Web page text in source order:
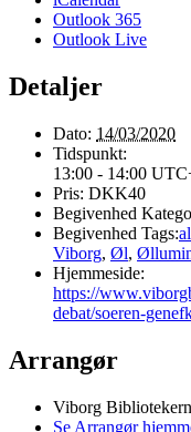
Outlook 365
Outlook Live
Detaljer
Dato: 14/03/2020
Tidspunkt:
13:00 - 14:00
Pris: DKK40
Begivenhed
Begivenhed Tags:
Viborg, Øl,
Hjemmeside:
https://
debat/soeren-
Arrangør
Viborg
Se Arrangør